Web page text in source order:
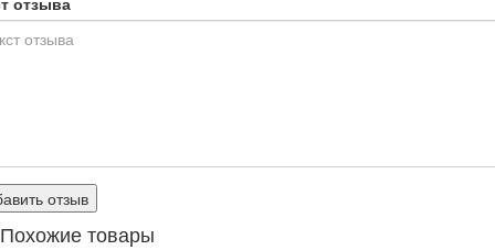
отзыв
Похожие товары